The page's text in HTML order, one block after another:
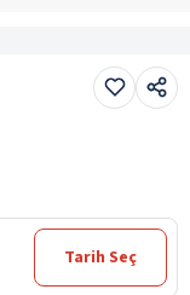
Tarih Seç